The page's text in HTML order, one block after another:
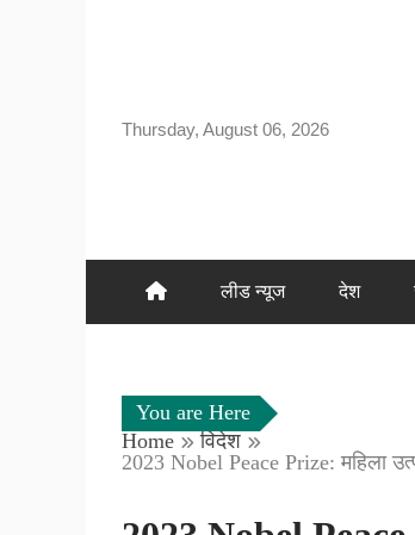
Thursday, August 06, 2026
लीड न्यूज देश
You are Here
Home
विदेश
2023 Nobel Peace Prize: महिला